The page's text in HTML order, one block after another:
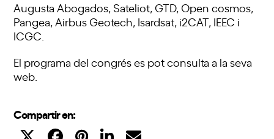
Augusta Abogados, Sateliot, GTD, Open cosmos,
Pangea, Airbus Geotech, Isardsat, i2CAT, IEEC i
ICGC.
El programa del congrés es pot consulta a la seva
web
Compartir en: